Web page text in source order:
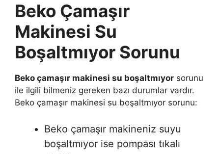
Beko Çamaşır
Makinesi Su
Boşaltmıyor Sorunu
Beko çamaşır makinesi su boşaltmıyor sorunu
ile ilgili bilmeniz gereken bazı durumlar vardır.
Beko çamaşır makinesi su boşaltmıyor sorunu:
Beko çamaşır makineniz suyu
boşaltmıyor ise pompası tıkalı